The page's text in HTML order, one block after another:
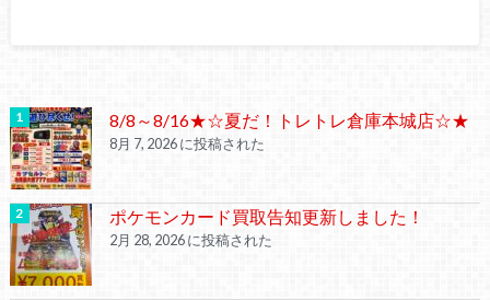
8/8～8/16★☆夏だ！トレトレ倉庫本城店☆★
8月 7, 2026 に投稿された
ポケモンカード買取告知更新しました！
2月 28, 2026 に投稿された